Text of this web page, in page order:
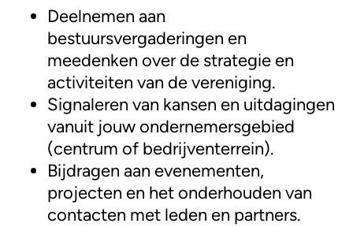
Deelnemen aan
bestuursvergaderingen en
meedenken over de strategie en
activiteiten van de vereniging.
Signaleren van kansen en uitdagingen
vanuit jouw ondernemersgebied
(centrum of bedrijventerrein).
Bijdragen aan evenementen,
projecten en het onderhouden van
contacten met leden en partners.